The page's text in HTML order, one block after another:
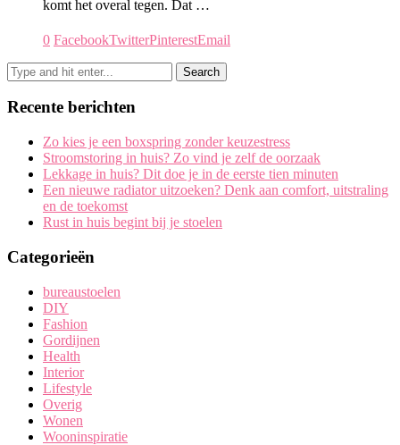
komt het overal tegen. Dat …
0 FacebookTwitterPinterestEmail
Recente berichten
Zo kies je een boxspring zonder keuzestress
Stroomstoring in huis? Zo vind je zelf de oorzaak
Lekkage in huis? Dit doe je in de eerste tien minuten
Een nieuwe radiator uitzoeken? Denk aan comfort, uitstraling
en de toekomst
Rust in huis begint bij je stoelen
Categorieën
bureaustoelen
DIY
Fashion
Gordijnen
Health
Interior
Lifestyle
Overig
Wonen
Wooninspiratie